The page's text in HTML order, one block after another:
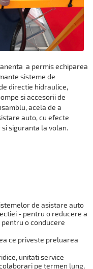
a permis echiparea
sisteme de
directie hidraulice,
si accesorii de
acela de a
auto, cu efecte
siguranta la volan.
de asistare auto
- pentru o reducere a
o conducere
ce priveste preluarea
unitati service
pe termen lung,